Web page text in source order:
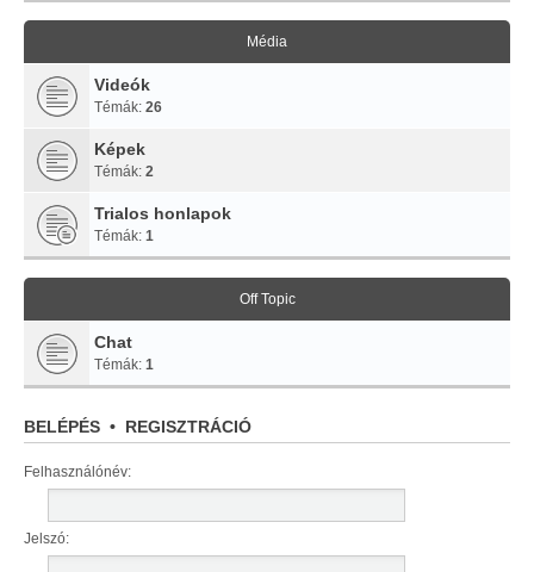
Média
Videók
Témák: 26
Képek
Témák: 2
Trialos honlapok
Témák: 1
Off Topic
Chat
Témák: 1
BELÉPÉS • REGISZTRÁCIÓ
Felhasználónév:
Jelszó: